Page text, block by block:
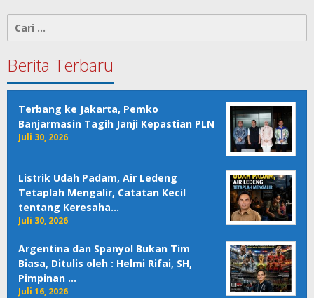
untuk:
Berita Terbaru
Terbang ke Jakarta, Pemko
Banjarmasin Tagih Janji Kepastian PLN
Juli 30, 2026
Listrik Udah Padam, Air Ledeng
Tetaplah Mengalir, Catatan Kecil
tentang Keresaha…
Juli 30, 2026
Argentina dan Spanyol Bukan Tim
Biasa, Ditulis oleh : Helmi Rifai, SH,
Pimpinan …
Juli 16, 2026